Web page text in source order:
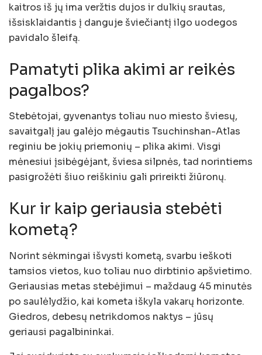
kaitros iš jų ima veržtis dujos ir dulkių srautas,
išsisklaidantis į danguje šviečiantį ilgo uodegos
pavidalo šleifą.
Pamatyti plika akimi ar reikės
pagalbos?
Stebėtojai, gyvenantys toliau nuo miesto šviesų,
savaitgalį jau galėjo mėgautis Tsuchinshan-Atlas
reginiu be jokių priemonių – plika akimi. Visgi
mėnesiui įsibėgėjant, šviesa silpnės, tad norintiems
pasigrožėti šiuo reiškiniu gali prireikti žiūronų.
Kur ir kaip geriausia stebėti
kometą?
Norint sėkmingai išvysti kometą, svarbu ieškoti
tamsios vietos, kuo toliau nuo dirbtinio apšvietimo.
Geriausias metas stebėjimui – maždaug 45 minutės
po saulėlydžio, kai kometa iškyla vakarų horizonte.
Giedros, debesų netrikdomos naktys – jūsų
geriausi pagalbininkai.